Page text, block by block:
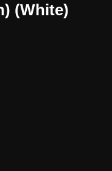
(White)